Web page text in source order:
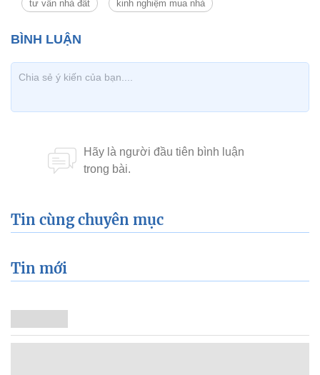
tư vấn nhà đất kinh nghiệm mua nhà
Tin cùng chuyên mục
Tin mới